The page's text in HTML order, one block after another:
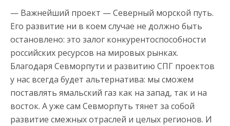
— Важнейший проект — Северный морской путь.
Его развитие ни в коем случае не должно быть
остановлено: это залог конкурентоспособности
российских ресурсов на мировых рынках.
Благодаря Севморпути и развитию СПГ проектов
у нас всегда будет альтернатива: мы сможем
поставлять ямальский газ как на запад, так и на
восток. А уже сам Севморпуть тянет за собой
развитие смежных отраслей и целых регионов. И